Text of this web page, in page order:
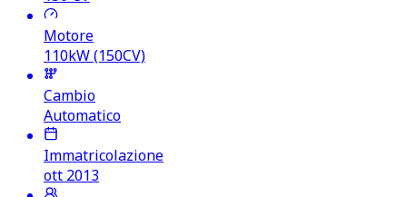
Motore
110kW (150CV)
Cambio
Automatico
Immatricolazione
ott 2013